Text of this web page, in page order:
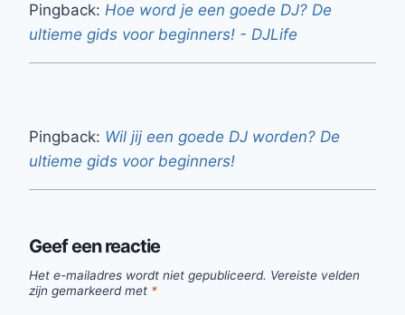
Pingback: Hoe word je een goede DJ? De
ultieme gids voor beginners! - DJLife
Pingback: Wil jij een goede DJ worden? De
ultieme gids voor beginners!
Geef een reactie
Het e-mailadres wordt niet gepubliceerd. Vereiste velden
zijn gemarkeerd met *